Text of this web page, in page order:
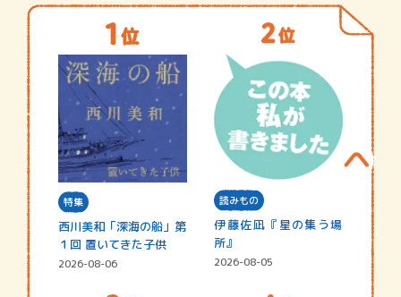
特集
西川美和「深海の船」第
１回 置いてきた子供
2026-08-06
読みもの
伊藤佐凪『星の集う場
所』
2026-08-05